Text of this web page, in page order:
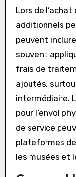
Lors de
additionnels
peuvent
souvent
frais de
ajoutés,
intermédiaire.
pour l’envoi
de service
plateformes
les musées et